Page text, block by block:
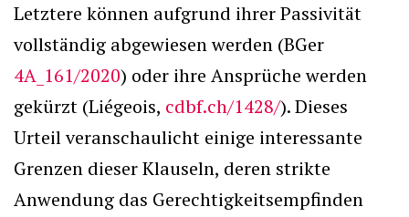
Letztere können aufgrund ihrer Passivität
vollständig abgewiesen werden (BGer
4A_161/2020) oder ihre Ansprüche werden
gekürzt (Liégeois, cdbf.ch/1428/). Dieses
Urteil veranschaulicht einige interessante
Grenzen dieser Klauseln, deren strikte
Anwendung das Gerechtigkeitsempfinden